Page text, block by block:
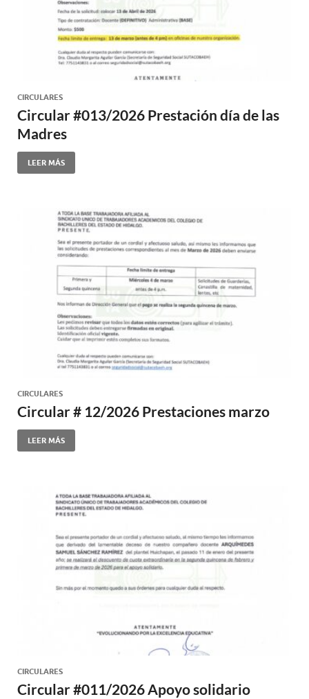
CIRCULARES
Circular #013/2026 Prestación día de las
Madres
LEER MÁS
CIRCULARES
Circular # 12/2026 Prestaciones marzo
LEER MÁS
CIRCULARES
Circular #011/2026 Apoyo solidario